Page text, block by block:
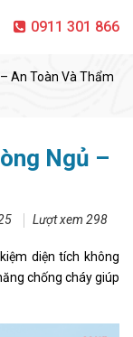
0911 301 866
An Toàn Và Thẩm
Ngủ –
Lượt xem 298
diện tích không
chống cháy giúp